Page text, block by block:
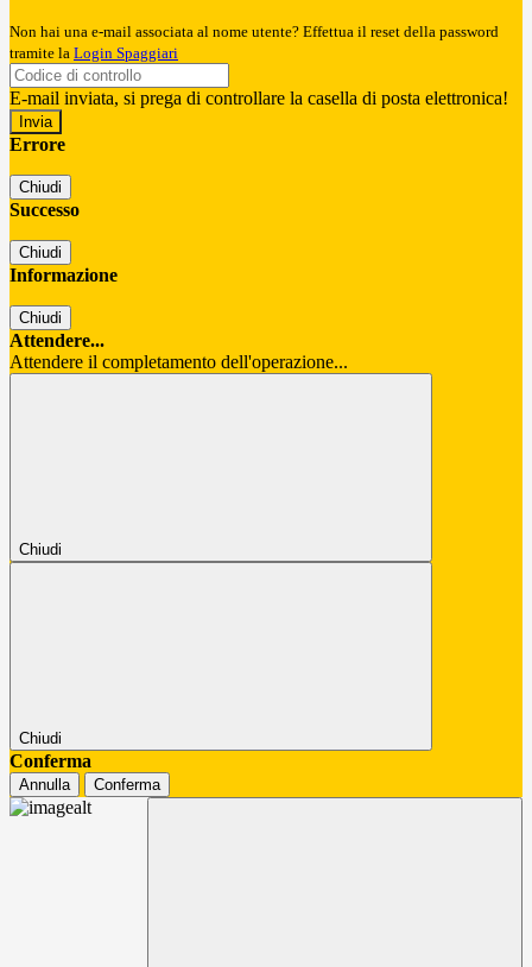
Non hai una e-mail associata al nome utente? Effettua il reset della password
tramite la Login Spaggiari
E-mail inviata, si prega di controllare la casella di posta elettronica!
Errore
Chiudi
Successo
Chiudi
Informazione
Chiudi
Attendere...
Attendere il completamento dell'operazione...
Chiudi
Chiudi
Conferma
Annulla Conferma